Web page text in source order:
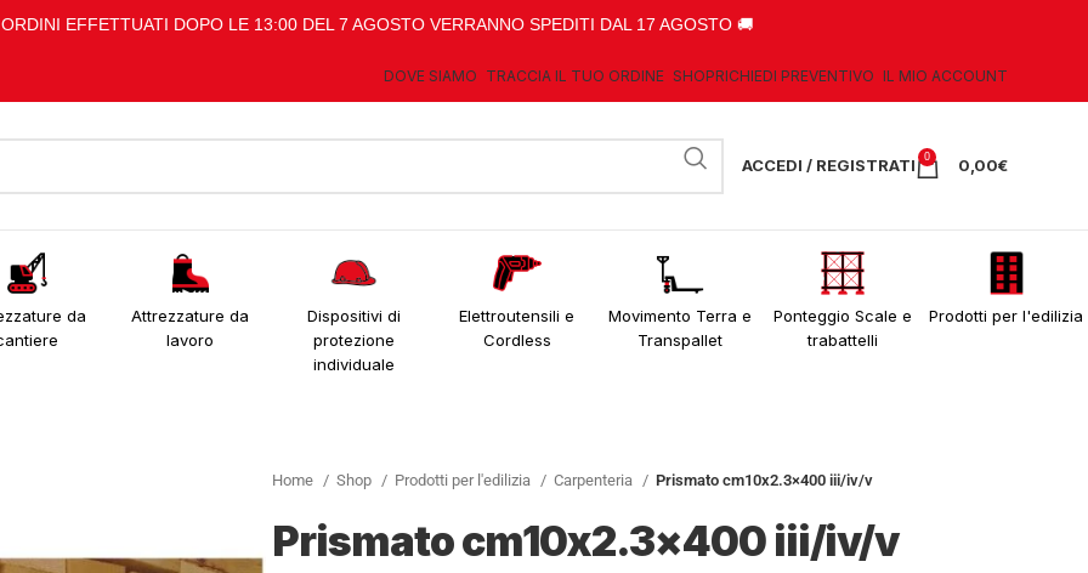
EFFETTUATI DOPO LE 13:00 DEL 7 AGOSTO VERRANNO SPEDITI DAL 17 AGOSTO 🚚
DOVE SIAMO TRACCIA IL TUO ORDINE SHOPRICHIEDI PREVENTIVO IL MIO ACCOUNT
ACCEDI / REGISTRATI 0 0,00€
da
Attrezzature da
lavoro
Dispositivi di
protezione
individuale
Elettroutensili e
Cordless
Movimento Terra e
Transpallet
Ponteggio Scale e
trabattelli
Prodotti per l'edilizia
Home Shop Prodotti per l'edilizia Carpenteria Prismato cm10x2.3×400 iii/iv/v
Prismato cm10x2.3×400 iii/iv/v